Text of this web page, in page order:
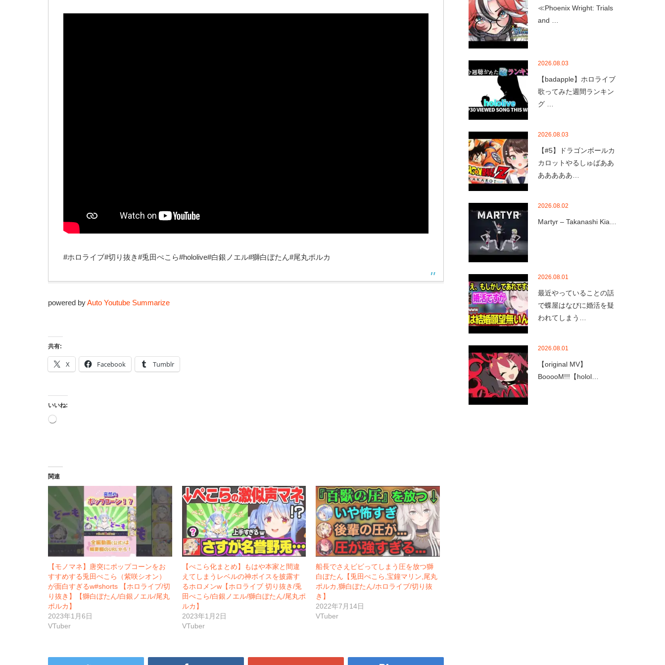
#ホロライブ#切り抜き#兎田ぺこら#hololive#白銀ノエル#獅白ぼたん#尾丸ポルカ
powered byAuto Youtube Summarize
共有:
X Facebook Tumblr
いいね:
読
関連
【モノマネ】唐突にポップコーンをお
すすめする兎田ぺこら（紫咲シオン）
が面白すぎるw#shorts 【ホロライブ/切
り抜き】【獅白ぼたん/白銀ノエル/尾丸
ポルカ】
2023年1月6日
VTuber
【ぺこら化まとめ】もはや本家と間違
えてしまうレベルの神ボイスを披露す
るホロメンw【ホロライブ 切り抜き/兎
田ぺこら/白銀ノエル/獅白ぼたん/尾丸ポ
ルカ】
2023年1月2日
VTuber
船長でさえビビってしまう圧を放つ獅
白ぼたん【兎田ぺこら,宝鐘マリン,尾丸
ポルカ,獅白ぼたん/ホロライブ/切り抜
き】
2022年7月14日
VTuber
≪Phoenix Wright: Trials
and …
2026.08.03
【badapple】ホロライブ
歌ってみた週間ランキン
グ …
2026.08.03
【#5】ドラゴンボールカ
カロットやるしゅばああ
あああああ…
2026.08.02
Martyr – Takanashi Kia…
2026.08.01
最近やっていることの話
で蝶屋はなびに婚活を疑
われてしまう…
2026.08.01
【original MV】
BooooM!!!【holol…